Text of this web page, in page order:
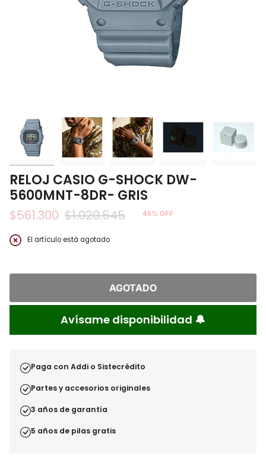
RELOJ CASIO G-SHOCK DW-
5600MNT-8DR- GRIS
$561.300
Precio
regular
$1.020.545 45% OFF
El artículo está agotado
AGOTADO
Avísame disponibilidad 🔔
Paga con Addi o Sistecrédito
Partes y accesorios originales
3 años de garantía
5 años de pilas gratis